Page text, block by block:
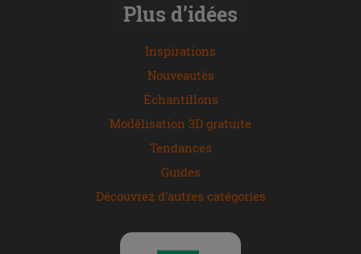
Plus d’idées
Inspirations
Nouveautés
Échantillons
Modélisation 3D gratuite
Tendances
Guides
Découvrez d'autres catégories